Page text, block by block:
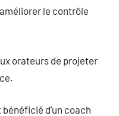
le contrôle
orateurs de projeter
d’un coach